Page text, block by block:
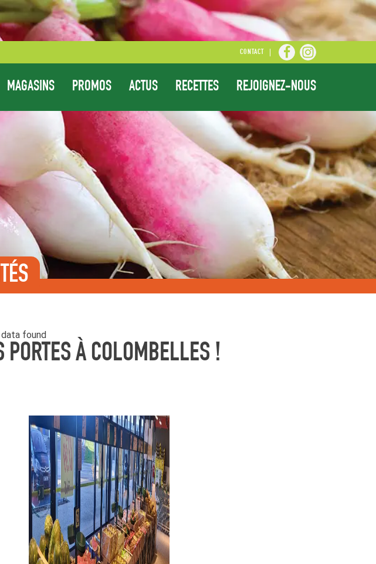
CONTACT
MAGASINS PROMOS ACTUS RECETTES REJOIGNEZ-NOUS
found
PORTES À COLOMBELLES !